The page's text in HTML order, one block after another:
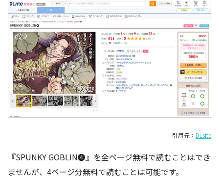
引用元： DLsite
『SPUNKY GOBLIN❹』を全ページ無料で読むことはでき
ませんが、4ページ分無料で読むことは可能です。